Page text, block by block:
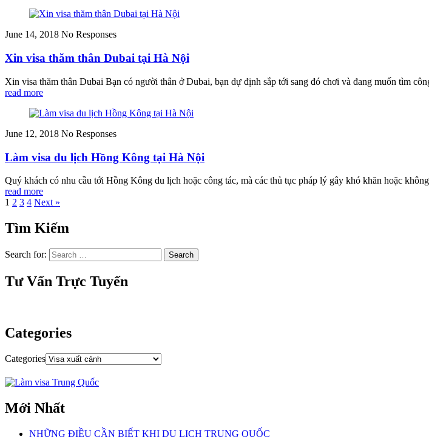
June 14, 2018 No Responses
Xin visa thăm thân Dubai tại Hà Nội
Xin visa thăm thân Dubai Bạn có người thân ở Dubai, bạn dự định sắp tới sang đó chơi và đang muốn tìm
read more
June 12, 2018 No Responses
Làm visa du lịch Hồng Kông tại Hà Nội
Quý khách có nhu cầu tới Hồng Kông du lịch hoặc công tác, mà các thủ tục pháp lý gây khó khăn hoặc
read more
1 2 3 4 Next »
Tìm Kiếm
Search for:
Tư Vấn Trực Tuyến
Categories
Categories
Mới Nhất
NHỮNG ĐIỀU CẦN BIẾT KHI DU LỊCH TRUNG QUỐC